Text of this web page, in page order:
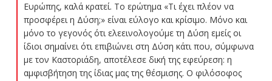
Ευρώπης, καλά κρατεί. Το ερώτημα «Τι έχει πλέον να
προσφέρει η Δύση;» είναι εύλογο και κρίσιμο. Μόνο και
μόνο το γεγονός ότι ελεεινολογούμε τη Δύση εμείς οι
ίδιοι σημαίνει ότι επιβιώνει στη Δύση κάτι που, σύμφωνα
με τον Καστοριάδη, αποτέλεσε δική της εφεύρεση: η
αμφισβήτηση της ίδιας μας της θέσμισης. Ο φιλόσοφος